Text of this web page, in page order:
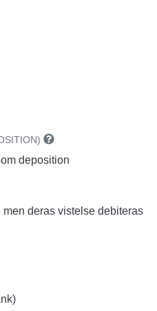
deposition
deras vistelse debiteras